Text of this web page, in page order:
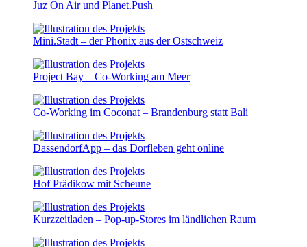
Juz On Air und Planet.Push
Mini.Stadt – der Phönix aus der Ostschweiz
Project Bay – Co-Working am Meer
Co-Working im Coconat – Brandenburg statt Bali
DassendorfApp – das Dorfleben geht online
Hof Prädikow mit Scheune
Kurzzeitladen – Pop-up-Stores im ländlichen Raum